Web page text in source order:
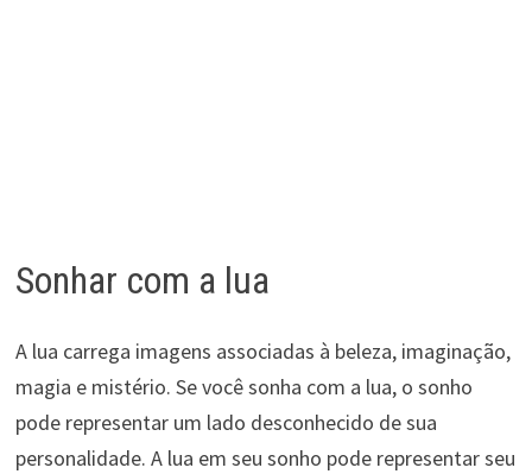
Sonhar com a lua
A lua carrega imagens associadas à beleza, imaginação,
magia e mistério. Se você sonha com a lua, o sonho
pode representar um lado desconhecido de sua
personalidade. A lua em seu sonho pode representar seu